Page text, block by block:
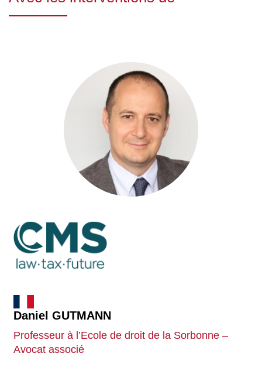
Daniel GUTMANN
Professeur à l’Ecole de droit de la Sorbonne –
Avocat associé